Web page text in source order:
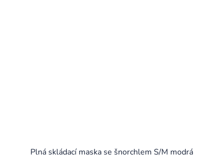
Plná skládací maska se šnorchlem S/M modrá